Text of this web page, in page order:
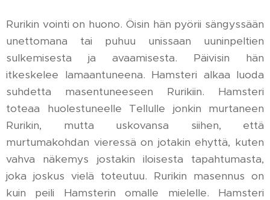
Rurikin vointi on huono. Öisin hän pyörii sängyssään
unettomana tai puhuu unissaan uuninpeltien
sulkemisesta ja avaamisesta. Päivisin hän
itkeskelee lamaantuneena. Hamsteri alkaa luoda
suhdetta masentuneeseen Rurikiin. Hamsteri
toteaa huolestuneelle Tellulle jonkin murtaneen
Rurikin, mutta uskovansa siihen, että
murtumakohdan vieressä on jotakin ehyttä, kuten
vahva näkemys jostakin iloisesta tapahtumasta,
joka joskus vielä toteutuu. Rurikin masennus on
kuin peili Hamsterin omalle mielelle. Hamsteri